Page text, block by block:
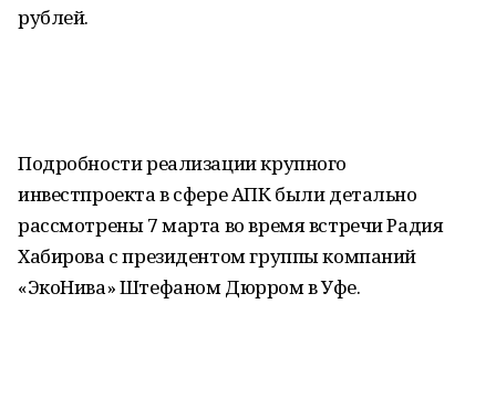
рублей.
Подробности реализации крупного
инвестпроекта в сфере АПК были детально
рассмотрены 7 марта во время встречи Радия
Хабирова с президентом группы компаний
«ЭкоНива» Штефаном Дюрром в Уфе.